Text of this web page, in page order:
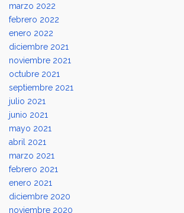
marzo 2022
febrero 2022
enero 2022
diciembre 2021
noviembre 2021
octubre 2021
septiembre 2021
julio 2021
junio 2021
mayo 2021
abril 2021
marzo 2021
febrero 2021
enero 2021
diciembre 2020
noviembre 2020